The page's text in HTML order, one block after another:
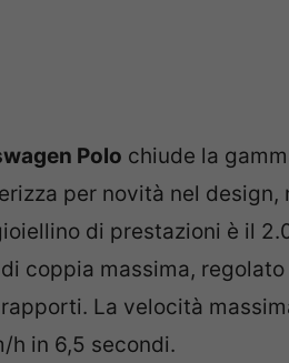
Polo chiude la
per novità nel
di prestazioni è il
coppia massima,
rapporti. La velocità
h in 6,5 secondi.